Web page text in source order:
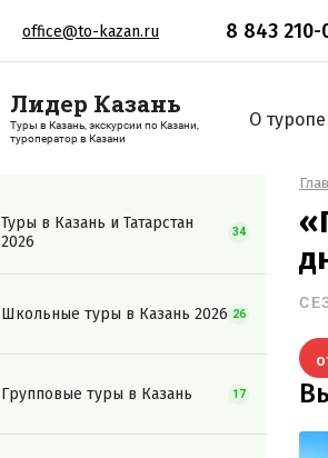
office@to-kazan.ru 8 843 210-
Лидер Казань
Туры в Казань, экскурсии по Казани,
туроператор в Казани
О
Туры в Казань и Татарстан
2026
34
Школьные туры в Казань 2026 26
Групповые туры в Казань 17